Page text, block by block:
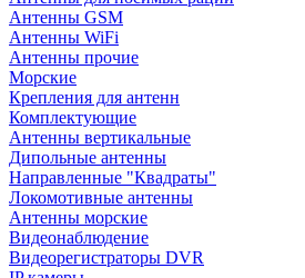
Антенны GSM
Антенны WiFi
Антенны прочие
Морские
Крепления для антенн
Комплектующие
Антенны вертикальные
Дипольные антенны
Направленные "Квадраты"
Локомотивные антенны
Антенны морские
Видеонаблюдение
Видеорегистраторы DVR